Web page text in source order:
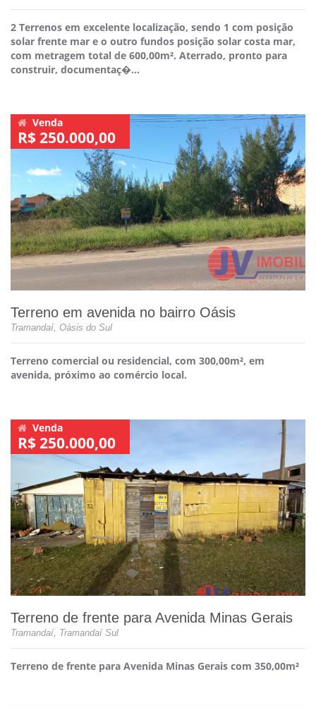
2 Terrenos em excelente localização, sendo 1 com posição
solar frente mar e o outro fundos posição solar costa mar,
com metragem total de 600,00m². Aterrado, pronto para
construir, documentaç�...
Venda
R$ 250.000,00
Terreno em avenida no bairro Oásis
Tramandaí, Oásis do Sul
Terreno comercial ou residencial, com 300,00m², em
avenida, próximo ao comércio local.
Venda
R$ 250.000,00
Terreno de frente para Avenida Minas Gerais
Tramandaí, Tramandaí Sul
Terreno de frente para Avenida Minas Gerais com 350,00m²